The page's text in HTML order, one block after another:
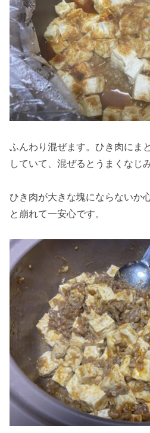
ふんわり混ぜます。ひき肉にま
していて、混ぜるとうまくなじ
ひき肉が大きな塊にならないか
と崩れて一安心です。